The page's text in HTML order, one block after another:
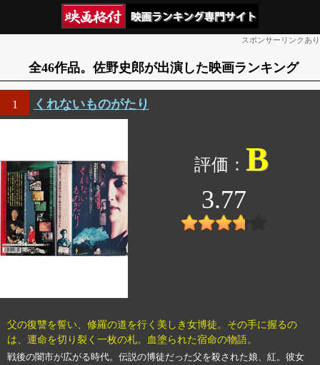
スポンサーリンクあり
全46作品。佐野史郎が出演した映画ランキング
1 くれないものがたり
B
3.77
父の復讐を誓い、修羅の道を行く美しき女博徒。その手に握るの
は、運命を切り裂く一枚の札。血塗られた宿命の物語。
戦後の闇市が広がる時代。伝説の博徒だった父を殺された娘、紅。彼女